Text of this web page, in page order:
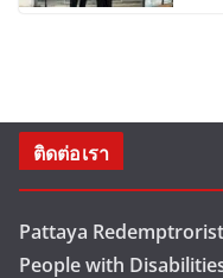
ติดต่อเรา
Pattaya
People with